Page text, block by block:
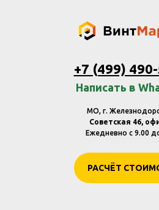
+7 (499)
Написать в
МО, г.
Советская 46,
Ежедневно с 9.00
РАСЧЁТ